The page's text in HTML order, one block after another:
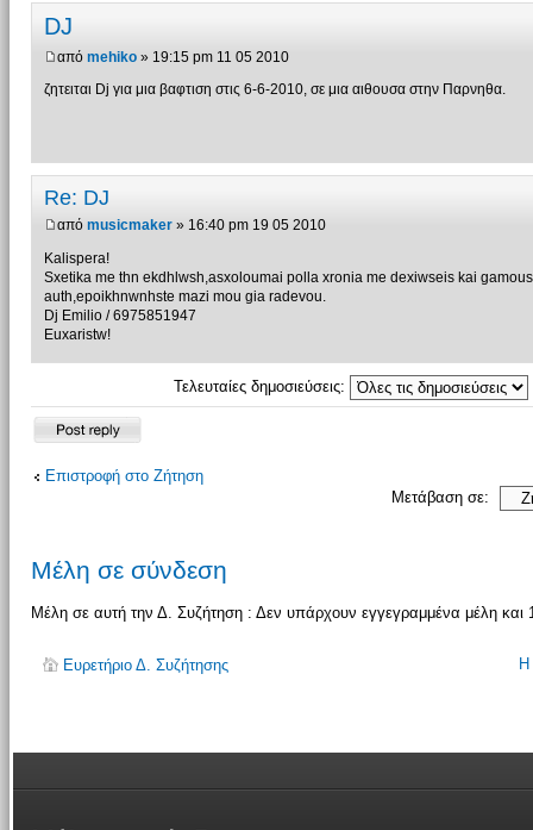
DJ
από mehiko» 19:15 pm 11 05 2010
ζητειται Dj για μια βαφτιση στις 6-6-2010, σε μια αιθουσα στην Παρνηθα.
Re: DJ
από musicmaker» 16:40 pm 19 05 2010
Kalispera!
Sxetika me thn ekdhlwsh,asxoloumai polla xronia me dexiwseis kai
auth,epoikhnwnhste mazi mou gia radevou.
Dj Emilio / 6975851947
Euxaristw!
Τελευταίες δημοσιεύσεις:
Δημιουργία
απάντησης
Επιστροφή στο Ζήτηση
Μετάβαση σε:
Μέλη σε σύνδεση
Μέλη σε αυτή την Δ. Συζήτηση : Δεν υπάρχουν εγγεγραμμένα μέλη και
Ευρετήριο Δ. Συζήτησης Η